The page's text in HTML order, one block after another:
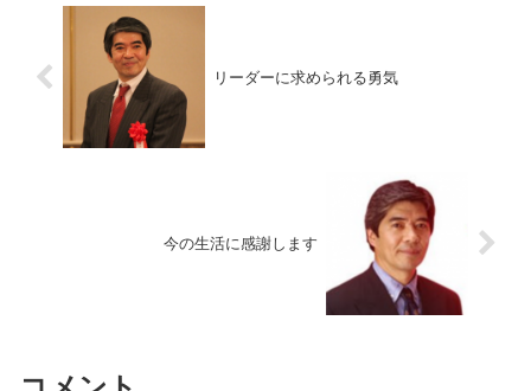
リーダーに求められる勇気
今の生活に感謝します